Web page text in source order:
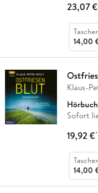
23,07 €
14,00
Klaus-
Sofort
19,92 €*
14,00